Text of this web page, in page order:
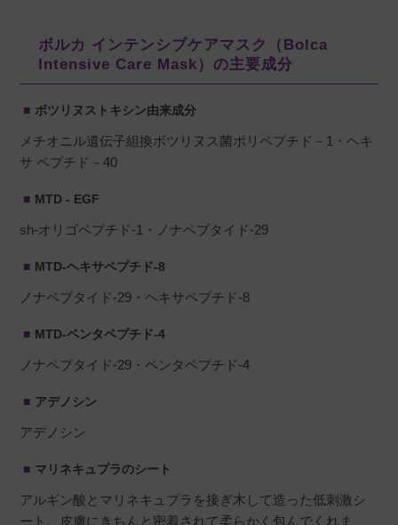
チロ 購入者
愛知県 50代 女性
投稿日
2025/03/16
初めて使った時はあまり感じませんでしたが、
た。とてもしっとりします。
ellen 購入者
40代
ですが全く刺激もなく、細かいちりめんジワが
ボルカ インテンシブケアマスク（Bolca
Intensive Care Mask）の主要成分
ボツリヌストキシン由来成分
メチオニル遺伝子組換ボツリヌス菌ポリペプチド－1・ヘキ
サ ペプチド－40
MTD - EGF
sh-オリゴペプチド-1・ノナペプタイド-29
MTD-ヘキサペプチド-8
ノナペプタイド-29・ヘキサペプチド-8
MTD-ペンタペプチド-4
ノナペプタイド-29・ペンタペプチド-4
アデノシン
アデノシン
マリネキュプラのシート
アルギン酸とマリネキュプラを接ぎ木して造った低刺激シ
ート。皮膚にきちんと密着されて柔らかく包んでくれま